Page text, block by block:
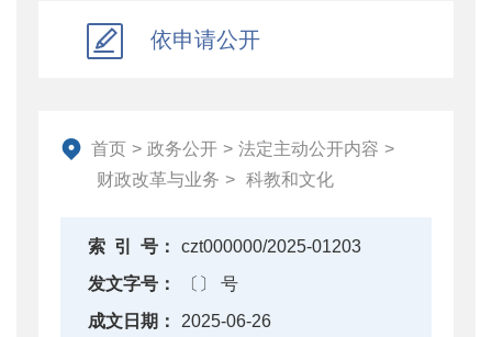
乡村振兴
资产监督管理
金融工作
财政内控监督
下载中心
重点领域信息公开
依申请公开
首页 > 政务公开 > 法定主动公开内容 >
财政改革与业务 > 科教和文化
索 引 号：
czt000000/2025-01203
发文字号：
〔〕 号
成文日期：
2025-06-26